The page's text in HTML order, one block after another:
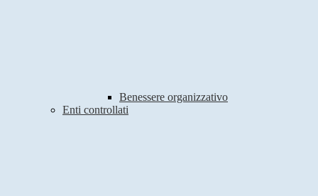
Benessere organizzativo
Enti controllati